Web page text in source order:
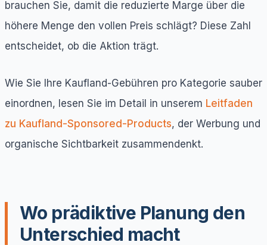
brauchen Sie, damit die reduzierte Marge über die
höhere Menge den vollen Preis schlägt? Diese Zahl
entscheidet, ob die Aktion trägt.
Wie Sie Ihre Kaufland-Gebühren pro Kategorie sauber
einordnen, lesen Sie im Detail in unserem Leitfaden
zu Kaufland-Sponsored-Products, der Werbung und
organische Sichtbarkeit zusammendenkt.
Wo prädiktive Planung den
Unterschied macht